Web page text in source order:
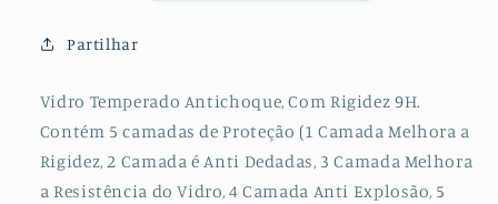
Realme
Partilhar
Vidro Temperado Antichoque, Com Rigidez 9H.
Contém 5 camadas de Proteção (1 Camada Melhora a
Rigidez, 2 Camada é Anti Dedadas, 3 Camada Melhora
a Resistência do Vidro, 4 Camada Anti Explosão, 5